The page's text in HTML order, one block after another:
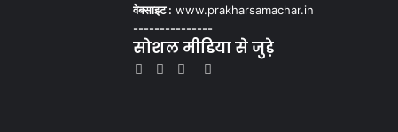
वेबसाइट : www.prakharsamachar.in
---------------
सोशल मीडिया से जुड़े
Facebook
TwitterYouTube